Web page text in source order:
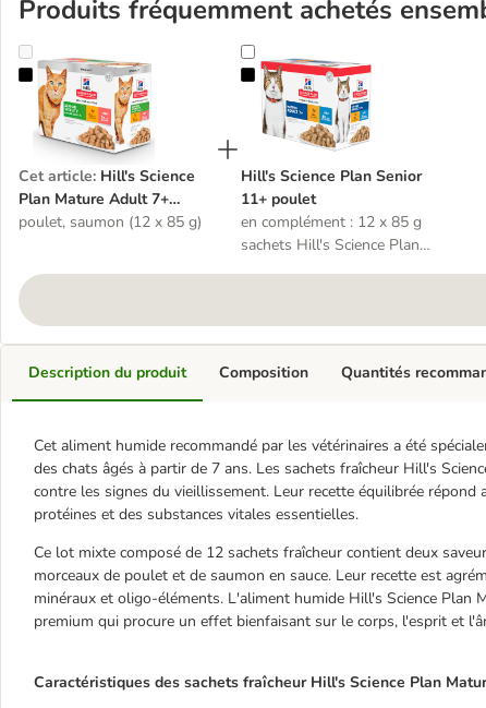
Produits fréquemment achetés
Hill's Science Plan Mature Adult 7+ Senior Vitality pour chat
Cet article: Hill's Science
Plan Mature Adult 7+
Senior Vitality pour chat
poulet, saumon (12 x 85 g)
Hill's Science Plan Senior 11+
Hill's Science Plan Senior
11+ poulet
en complément : 12 x 85 g
sachets Hill's Science Plan
Description du produit
Cet aliment humide recommandé par les vétérinaires a été
des chats âgés à partir de 7 ans. Les sachets fraîcheur Hill's
contre les signes du vieillissement. Leur recette équilibrée
protéines et des substances vitales essentielles.
Ce lot mixte composé de 12 sachets fraîcheur contient deux
morceaux de poulet et de saumon en sauce. Leur recette est
minéraux et oligo-éléments. L'aliment humide Hill's Science
premium qui procure un effet bienfaisant sur le corps, l'esprit et
Caractéristiques des sachets fraîcheur Hill's Science Plan
Composition Quantités